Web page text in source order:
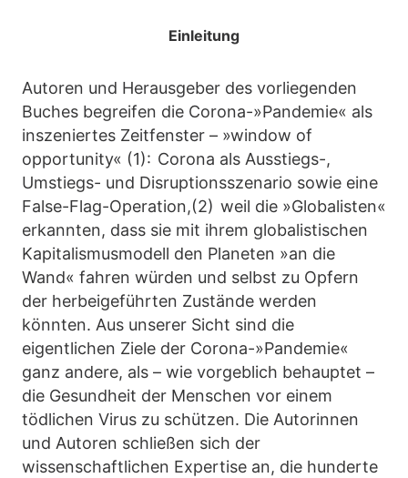
Einleitung
Autoren und Herausgeber des vorliegenden
Buches begreifen die Corona-»Pandemie« als
inszeniertes Zeitfenster – »window of
opportunity« (1): Corona als Ausstiegs-,
Umstiegs- und Disruptionsszenario sowie eine
False-Flag-Operation,(2) weil die »Globalisten«
erkannten, dass sie mit ihrem globalistischen
Kapitalismusmodell den Planeten »an die
Wand« fahren würden und selbst zu Opfern
der herbeigeführten Zustände werden
könnten. Aus unserer Sicht sind die
eigentlichen Ziele der Corona-»Pandemie«
ganz andere, als – wie vorgeblich behauptet –
die Gesundheit der Menschen vor einem
tödlichen Virus zu schützen. Die Autorinnen
und Autoren schließen sich der
wissenschaftlichen Expertise an, die hunderte